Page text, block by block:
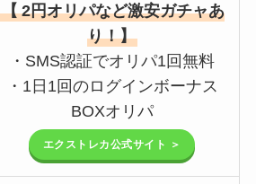
【 2円オリパなど激安ガチャあ
り！】
・SMS認証でオリパ1回無料
・1日1回のログインボーナス
BOXオリパ
エクストレカ公式サイト ＞